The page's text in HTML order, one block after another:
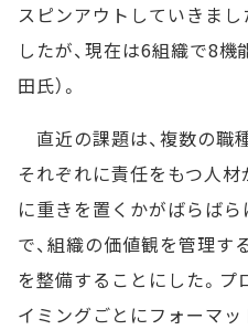
スピンアウトしていきま
したが、現在は6組織で8機
田氏）。
直近の課題は、複数の職
それぞれに責任をもつ人材
に重きを置くかがばらば
で、組織の価値観を管理す
を整備することにした。プ
イミングごとにフォーマッ